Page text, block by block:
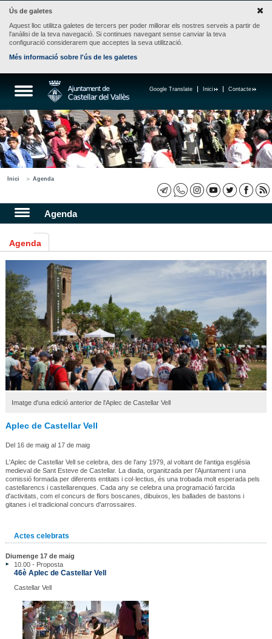
Ús de galetes
Aquest lloc utilitza galetes de tercers per poder millorar els nostres serveis a partir de
l'anàlisi de la teva navegació. Si continues navegant sense canviar la teva
configuració considerarem que acceptes la seva utilització.
Més informació sobre l'ús de les galetes
Contacte
Inici
Google Translate
Inici Agenda
Agenda
Agenda
Imatge d'una edició anterior de l'Aplec de Castellar Vell
Aplec de Castellar Vell
Del 16 de maig al 17 de maig
L'Aplec de Castellar Vell se celebra, des de l'any 1979, al voltant de l'antiga església
medieval de Sant Esteve de Castellar. La diada, organitzada per l'Ajuntament i una
comissió formada per diferents entitats i col·lectius, és una trobada molt esperada pels
castellarencs i castellarenques. Cada any se celebra una programació farcida
d'activitats, com el concurs de flors boscanes, dibuixos, les ballades de bastons i
gitanes i el tradicional concurs d'arrossaires.
Actes celebrats
Diumenge 17 de maig
10.00 - Proposta
46è Aplec de Castellar Vell
Castellar Vell